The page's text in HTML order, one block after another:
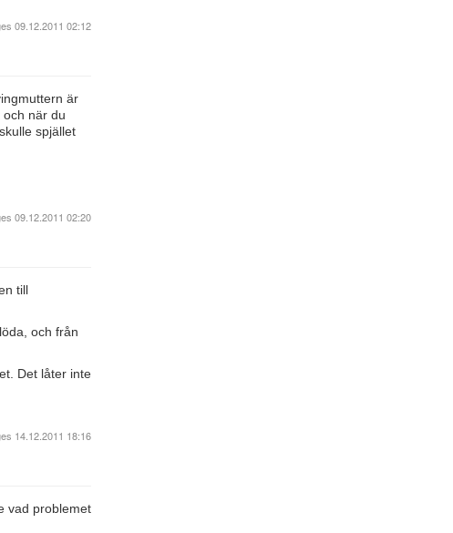
09.12.2011 02:12
är
när du
spjället
09.12.2011 02:20
till
och från
Det låter inte
14.12.2011 18:16
vad problemet